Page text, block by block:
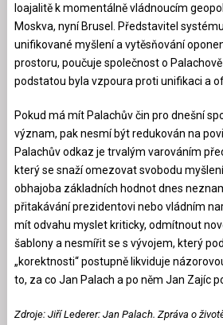
loajalitě k momentálně vládnoucím
Moskva, nyní Brusel. Představitel
unifikované myšlení a vytěsňování
prostoru, poučuje společnost o
podstatou byla vzpoura proti unifikaci a
Pokud má mít Palachův čin pro dnešní
význam, pak nesmí být redukován na
Palachův odkaz je trvalým varováním
který se snaží omezovat svobodu
obhajoba základních hodnot dnes
přitakávání prezidentovi nebo vládním
mít odvahu myslet kriticky, odmítnout
šablony a nesmířit se s vývojem, který
„korektnosti“ postupně likviduje
to, za co Jan Palach a po něm Jan Zajíc
Zdroje: Jiří Lederer: Jan Palach. Zpráva o